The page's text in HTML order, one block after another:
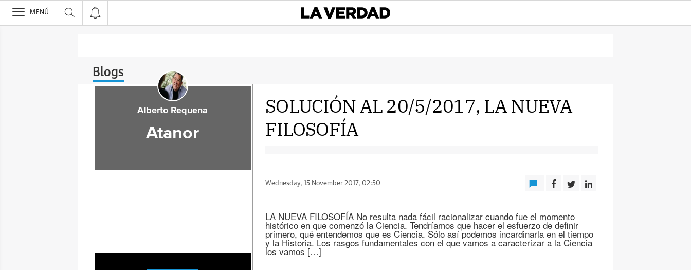
>
MENÚ
Blogs
SOLUCIÓN AL 20/5/2017, LA NUEVA
FILOSOFÍA
Wednesday, 15 November 2017, 02:50
LA NUEVA FILOSOFÍA No resulta nada fácil racionalizar cuando fue el momento
histórico en que comenzó la Ciencia. Tendríamos que hacer el esfuerzo de definir
primero, qué entendemos que es Ciencia. Sólo así podemos incardinarla en el tiempo
y la Historia. Los rasgos fundamentales con el que vamos a caracterizar a la Ciencia
los vamos […]
Alberto Requena
Atanor